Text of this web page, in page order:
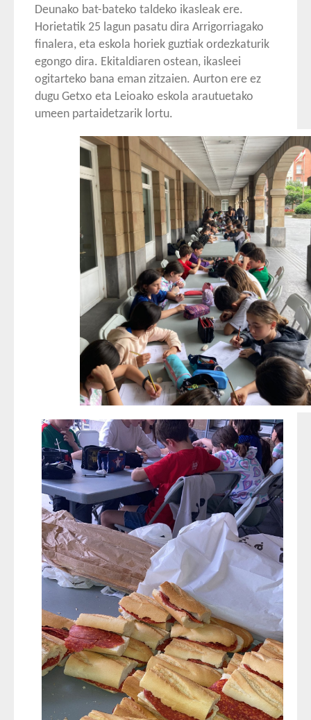
Deunako bat-bateko taldeko ikasleak ere.
Horietatik 25 lagun pasatu dira Arrigorriagako
finalera, eta eskola horiek guztiak ordezkaturik
egongo dira. Ekitaldiaren ostean, ikasleei
ogitarteko bana eman zitzaien. Aurton ere ez
dugu Getxo eta Leioako eskola arautuetako
umeen partaidetzarik lortu.